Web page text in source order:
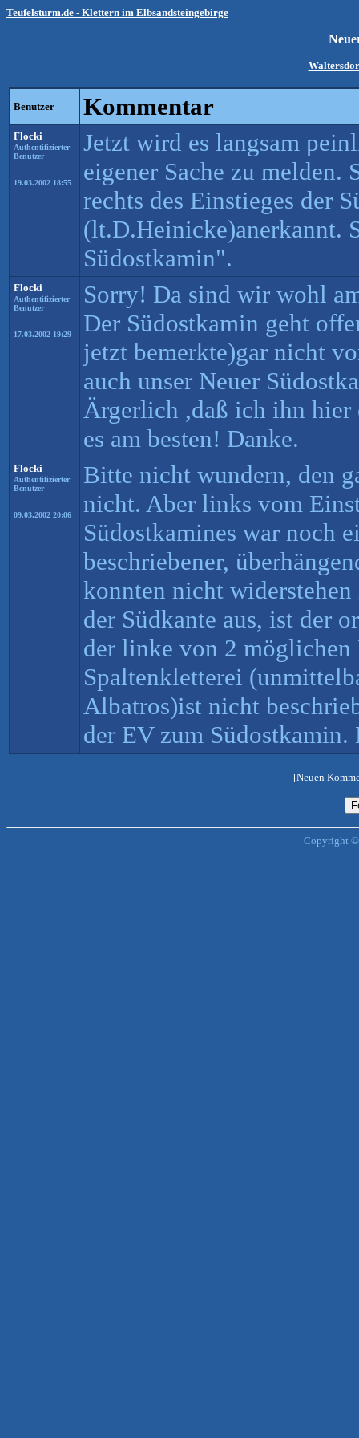
Teufelsturm.de - Klettern im Elbsandsteingebirge
Benutzer Kommentar
Flocki
Authentifizierter
Benutzer
19.03.2002 18:55
Jetzt wird es langsam
eigener Sache zu melden.
rechts des Einstieges der
(lt.D.Heinicke)anerkannt.
Südostkamin".
Flocki
Authentifizierter
Benutzer
17.03.2002 19:29
Sorry! Da sind wir wohl
Der Südostkamin geht
jetzt bemerkte)gar nicht
auch unser Neuer
Ärgerlich ,daß ich ihn hier
es am besten! Danke.
Flocki
Authentifizierter
Benutzer
09.03.2002 20:06
Bitte nicht wundern, den
nicht. Aber links vom
Südostkamines war noch
beschriebener,
konnten nicht
der Südkante aus, ist der
der linke von 2 möglichen
Spaltenkletterei
Albatros)ist nicht
der EV zum
[Neuen
Copyright ©